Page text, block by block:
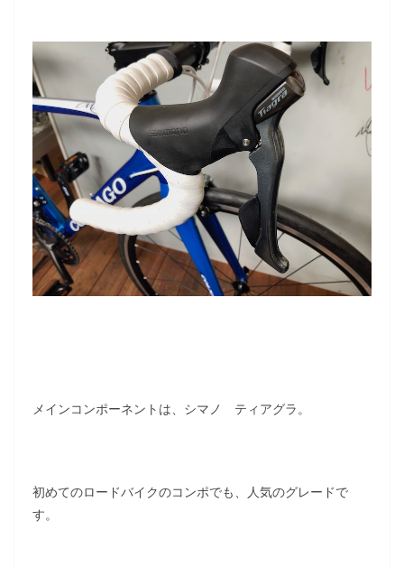
メインコンポーネントは、シマノ ティアグラ。
初めてのロードバイクのコンポでも、人気のグレードで
す。